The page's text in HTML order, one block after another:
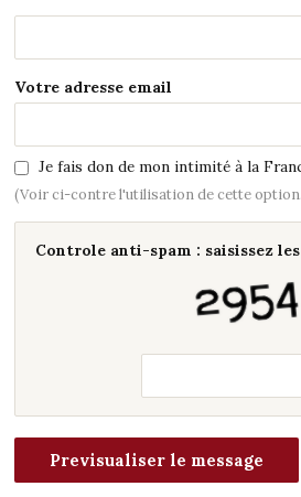
Votre adresse email
Je fais don de mon intimité à la
(Voir ci-contre l'utilisation de cette
Controle anti-spam : saisissez